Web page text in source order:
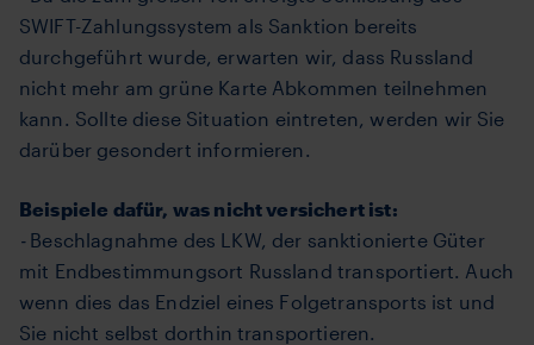
SWIFT-Zahlungssystem als Sanktion bereits
durchgeführt wurde, erwarten wir, dass Russland
nicht mehr am grüne Karte Abkommen teilnehmen
kann. Sollte diese Situation eintreten, werden wir Sie
darüber gesondert informieren.
Beispiele dafür, was nicht versichert ist:
- Beschlagnahme des LKW, der sanktionierte Güter
mit Endbestimmungsort Russland transportiert. Auch
wenn dies das Endziel eines Folgetransports ist und
Sie nicht selbst dorthin transportieren.